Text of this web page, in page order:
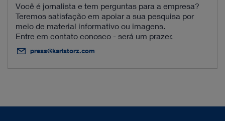
Você é jornalista e tem perguntas para a empresa?
Teremos satisfação em apoiar a sua pesquisa por
meio de material informativo ou imagens.
Entre em contato conosco - será um prazer.
press@karlstorz.com